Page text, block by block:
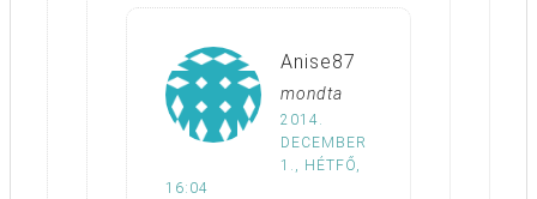
Anise87
mondta
2014.
DECEMBER
1., HÉTFŐ,
16:04